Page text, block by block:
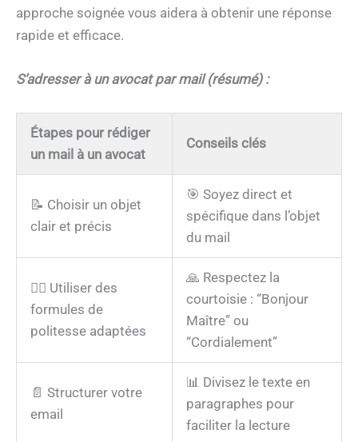
approche soignée vous aidera à obtenir une réponse
rapide et efficace.
S’adresser à un avocat par mail (résumé) :
Étapes pour rédiger
un mail à un avocat
Conseils clés
📝 Choisir un objet
clair et précis
🎯 Soyez direct et
spécifique dans l’objet
du mail
👨‍⚖️ Utiliser des
formules de
politesse adaptées
🙏 Respectez la
courtoisie : “Bonjour
Maître” ou
“Cordialement”
📄 Structurer votre
email
📊 Divisez le texte en
paragraphes pour
faciliter la lecture